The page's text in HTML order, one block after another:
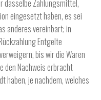
dasselbe Zahlungsmittel,
eingesetzt haben, es sei
anderes vereinbart; in
Entgelte
bis wir die Waren
den Nachweis erbracht
haben, je nachdem, welches